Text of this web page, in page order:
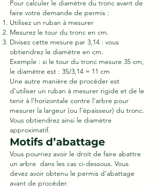
Pour calculer le diamètre du tronc avant de
faire votre demande de permis :
Utilisez un ruban à mesurer
Mesurez le tour du tronc en cm.
Divisez cette mesure par 3,14 : vous
obtiendrez le diamètre en cm.
Exemple : si le tour du tronc mesure 35 cm,
le diamètre est : 35/3,14 = 11 cm
Une autre manière de procéder est
d’utiliser un ruban à mesurer rigide et de le
tenir à l’horizontale contre l’arbre pour
mesurer la largeur (ou l’épaisseur) du tronc.
Vous obtiendrez ainsi le diamètre
approximatif.
Motifs d’abattage
Vous pourriez avoir le droit de faire abattre
un arbre dans les cas ci-dessous. Vous
devez avoir obtenu le permis d’abattage
avant de procéder.